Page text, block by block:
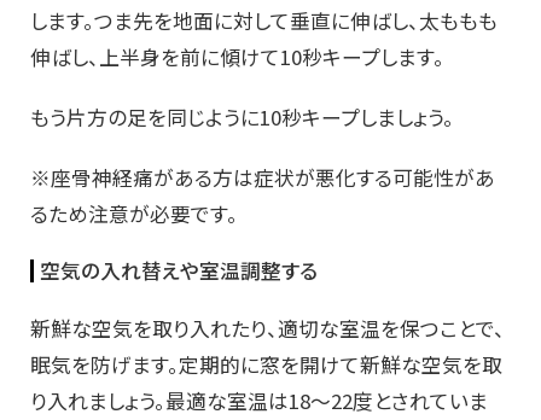
します。つま先を地面に対して垂直に伸ばし、太ももも
伸ばし、上半身を前に傾けて10秒キープします。
もう片方の足を同じように10秒キープしましょう。
※座骨神経痛がある方は症状が悪化する可能性があ
るため注意が必要です。
空気の入れ替えや室温調整する
新鮮な空気を取り入れたり、適切な室温を保つことで、
眠気を防げます。定期的に窓を開けて新鮮な空気を取
り入れましょう。最適な室温は18〜22度とされていま